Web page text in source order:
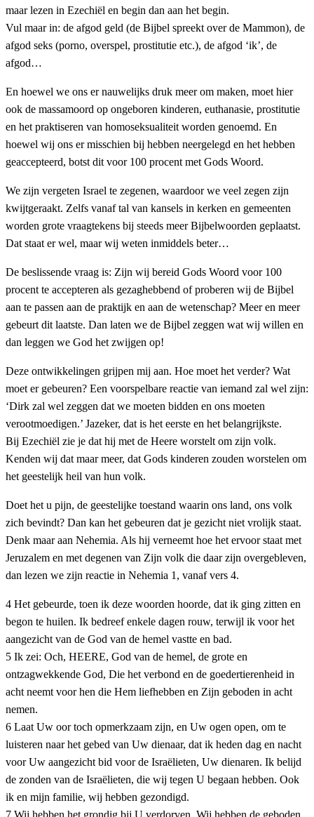
maar lezen in Ezechiël en begin dan aan het begin.
Vul maar in: de afgod geld (de Bijbel spreekt over de Mammon), de
afgod seks (porno, overspel, prostitutie etc.), de afgod ‘ik’, de
afgod…
En hoewel we ons er nauwelijks druk meer om maken, moet hier
ook de massamoord op ongeboren kinderen, euthanasie, prostitutie
en het praktiseren van homoseksualiteit worden genoemd. En
hoewel wij ons er misschien bij hebben neergelegd en het hebben
geaccepteerd, botst dit voor 100 procent met Gods Woord.
We zijn vergeten Israel te zegenen, waardoor we veel zegen zijn
kwijtgeraakt. Zelfs vanaf tal van kansels in kerken en gemeenten
worden grote vraagtekens bij steeds meer Bijbelwoorden geplaatst.
Dat staat er wel, maar wij weten inmiddels beter…
De beslissende vraag is: Zijn wij bereid Gods Woord voor 100
procent te accepteren als gezaghebbend of proberen wij de Bijbel
aan te passen aan de praktijk en aan de wetenschap? Meer en meer
gebeurt dit laatste. Dan laten we de Bijbel zeggen wat wij willen en
dan leggen we God het zwijgen op!
Deze ontwikkelingen grijpen mij aan. Hoe moet het verder? Wat
moet er gebeuren? Een voorspelbare reactie van iemand zal wel zijn:
‘Dirk zal wel zeggen dat we moeten bidden en ons moeten
verootmoedigen.’ Jazeker, dat is het eerste en het belangrijkste.
Bij Ezechiël zie je dat hij met de Heere worstelt om zijn volk.
Kenden wij dat maar meer, dat Gods kinderen zouden worstelen om
het geestelijk heil van hun volk.
Doet het u pijn, de geestelijke toestand waarin ons land, ons volk
zich bevindt? Dan kan het gebeuren dat je gezicht niet vrolijk staat.
Denk maar aan Nehemia. Als hij verneemt hoe het ervoor staat met
Jeruzalem en met degenen van Zijn volk die daar zijn overgebleven,
dan lezen we zijn reactie in Nehemia 1, vanaf vers 4.
4 Het gebeurde, toen ik deze woorden hoorde, dat ik ging zitten en
begon te huilen. Ik bedreef enkele dagen rouw, terwijl ik voor het
aangezicht van de God van de hemel vastte en bad.
5 Ik zei: Och, HEERE, God van de hemel, de grote en
ontzagwekkende God, Die het verbond en de goedertierenheid in
acht neemt voor hen die Hem liefhebben en Zijn geboden in acht
nemen.
6 Laat Uw oor toch opmerkzaam zijn, en Uw ogen open, om te
luisteren naar het gebed van Uw dienaar, dat ik heden dag en nacht
voor Uw aangezicht bid voor de Israëlieten, Uw dienaren. Ik belijd
de zonden van de Israëlieten, die wij tegen U begaan hebben. Ook
ik en mijn familie, wij hebben gezondigd.